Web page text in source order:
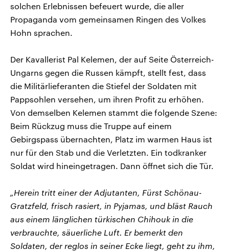
solchen Erlebnissen befeuert wurde, die aller
Propaganda vom gemeinsamen Ringen des Volkes
Hohn sprachen.
Der Kavallerist Pal Kelemen, der auf Seite Österreich-
Ungarns gegen die Russen kämpft, stellt fest, dass
die Militärlieferanten die Stiefel der Soldaten mit
Pappsohlen versehen, um ihren Profit zu erhöhen.
Von demselben Kelemen stammt die folgende Szene:
Beim Rückzug muss die Truppe auf einem
Gebirgspass übernachten, Platz im warmen Haus ist
nur für den Stab und die Verletzten. Ein todkranker
Soldat wird hineingetragen. Dann öffnet sich die Tür.
„Herein tritt einer der Adjutanten, Fürst Schönau-
Gratzfeld, frisch rasiert, in Pyjamas, und bläst Rauch
aus einem länglichen türkischen Chihouk in die
verbrauchte, säuerliche Luft. Er bemerkt den
Soldaten, der reglos in seiner Ecke liegt, geht zu ihm,